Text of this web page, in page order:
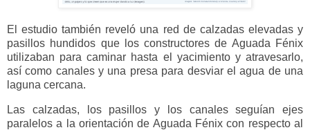
El estudio también reveló una red de calzadas elevadas y
pasillos hundidos que los constructores de Aguada Fénix
utilizaban para caminar hasta el yacimiento y atravesarlo,
así como canales y una presa para desviar el agua de una
laguna cercana.
Las calzadas, los pasillos y los canales seguían ejes
paralelos a la orientación de Aguada Fénix con respecto al